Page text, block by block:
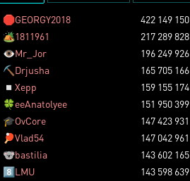
🛑GEORGY2018
422 149 150
🏕️1811961
217 289 828
👁️Mr_Jor
196 249 926
⛏️ Drjusha
165 705 166
◽ Xepp
159 155 174
🍀eeAnatolyee
151 950 399
🎓OvCore
147 423 931
🏓Vlad54
147 042 961
🐨bastilia
143 602 165
8️⃣LMU 143 598 639